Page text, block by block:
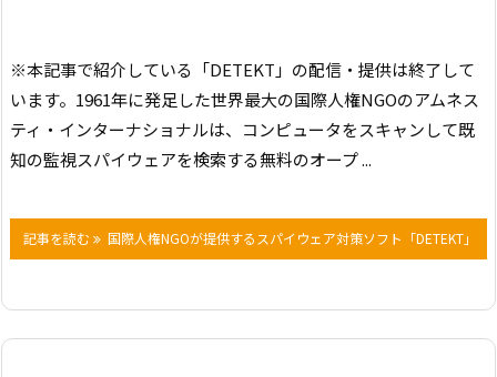
※本記事で紹介している「DETEKT」の配信・提供は終了して
います。 1961年に発足した世界最大の国際人権NGOのアムネス
ティ・インターナショナルは、コンピュータをスキャンして既
知の監視スパイウェアを検索する無料のオープ ...
記事を読む 国際人権NGOが提供するスパイウェア対策ソフト「DETEKT」